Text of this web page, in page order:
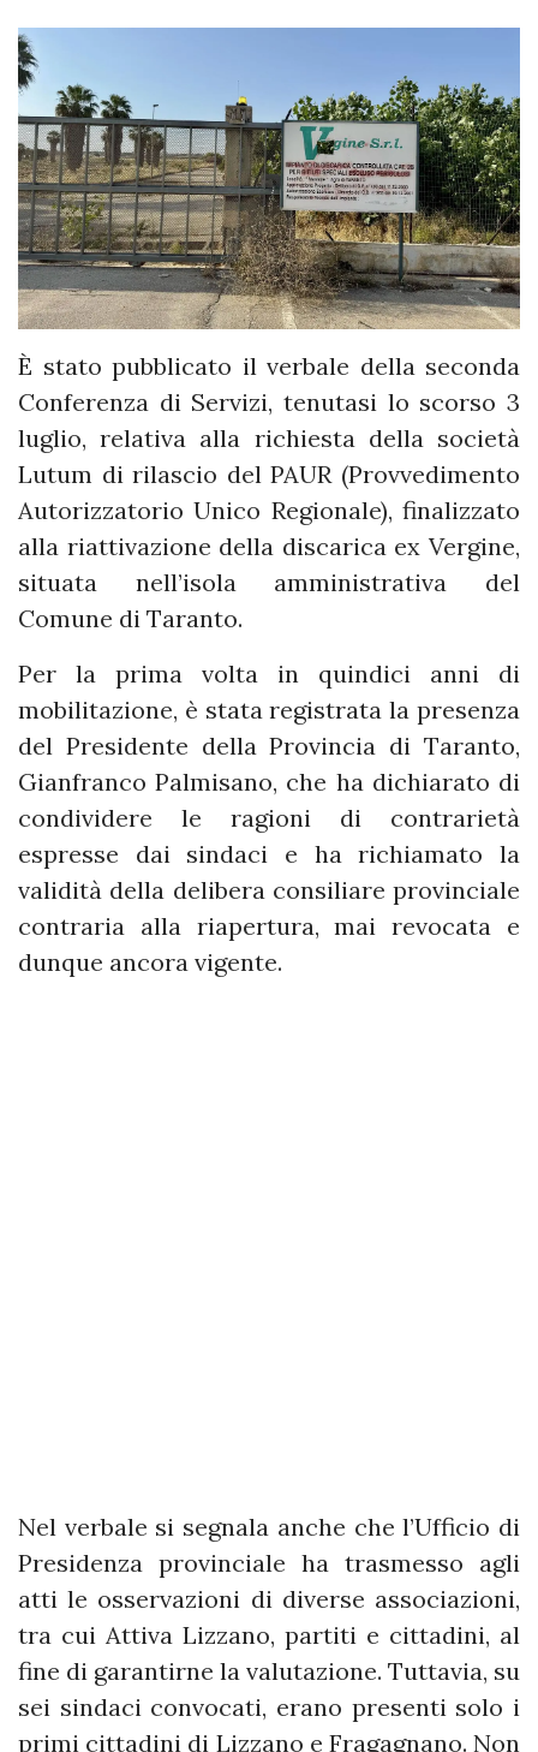
È stato pubblicato il verbale della seconda
Conferenza di Servizi, tenutasi lo scorso 3
luglio, relativa alla richiesta della società
Lutum di rilascio del PAUR (Provvedimento
Autorizzatorio Unico Regionale), finalizzato
alla riattivazione della discarica ex Vergine,
situata nell’isola amministrativa del
Comune di Taranto.
Per la prima volta in quindici anni di
mobilitazione, è stata registrata la presenza
del Presidente della Provincia di Taranto,
Gianfranco Palmisano, che ha dichiarato di
condividere le ragioni di contrarietà
espresse dai sindaci e ha richiamato la
validità della delibera consiliare provinciale
contraria alla riapertura, mai revocata e
dunque ancora vigente.
Nel verbale si segnala anche che l’Ufficio di
Presidenza provinciale ha trasmesso agli
atti le osservazioni di diverse associazioni,
tra cui Attiva Lizzano, partiti e cittadini, al
fine di garantirne la valutazione. Tuttavia, su
sei sindaci convocati, erano presenti solo i
primi cittadini di Lizzano e Fragagnano. Non